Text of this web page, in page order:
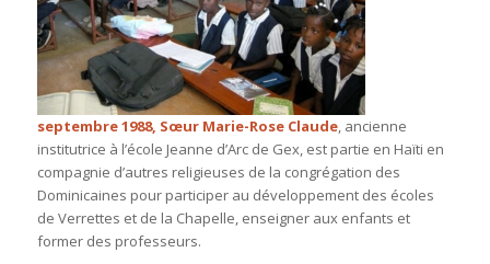
septembre 1988, Sœur Marie-Rose Claude, ancienne
institutrice à l’école Jeanne d’Arc de Gex, est partie en Haïti en
compagnie d’autres religieuses de la congrégation des
Dominicaines pour participer au développement des écoles
de Verrettes et de la Chapelle, enseigner aux enfants et
former des professeurs.